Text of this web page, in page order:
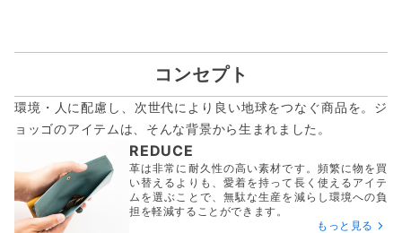
コンセプト
環境・人に配慮し、次世代により良い地球をつなぐ商品を。ジ
ョッゴのアイテムは、 そんな背景から生まれました。
REDUCE
革は非常に耐久性の高い素材です。頻繁に物を買
い替えるよりも、愛着を持って長く使えるアイテ
ムを選ぶことで、無駄な生産を減らし環境への負
担を軽減することができます。
もっと見る